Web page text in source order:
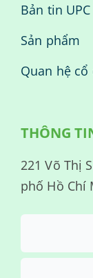
Bản tin UPC
Sản phẩm
Quan hệ cổ
THÔNG
221 Võ Thị
phố Hồ Chí